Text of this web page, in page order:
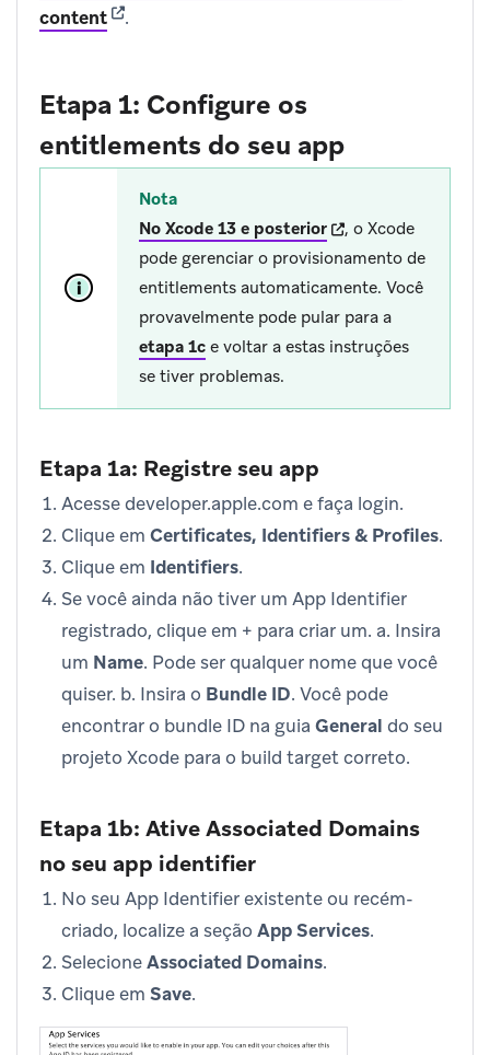
content(opens in new tab)
.
Etapa 1: Configure os
entitlements do seu app
Nota
No Xcode 13 e posterior(opens in new tab)
, o Xcode
pode gerenciar o provisionamento de
entitlements automaticamente. Você
provavelmente pode pular para a
etapa 1c e voltar a estas instruções
se tiver problemas.
Etapa 1a: Registre seu app
Acesse developer.apple.com e faça login.
Clique em Certificates, Identifiers & Profiles.
Clique em Identifiers.
Se você ainda não tiver um App Identifier
registrado, clique em + para criar um. a. Insira
um Name. Pode ser qualquer nome que você
quiser. b. Insira o Bundle ID. Você pode
encontrar o bundle ID na guia General do seu
projeto Xcode para o build target correto.
Etapa 1b: Ative Associated Domains
no seu app identifier
No seu App Identifier existente ou recém-
criado, localize a seção App Services.
SelecioneAssociated Domains.
Clique em Save.